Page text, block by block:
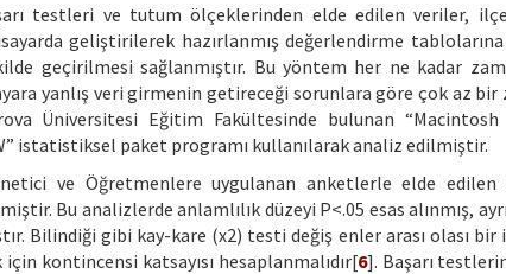
testleri ve tutum ölçeklerinden elde edilen veriler,
geliştirilerek hazırlanmış değerlendirme
geçirilmesi sağlanmıştır. Bu yöntem her ne kadar
yanlış veri girmenin getireceği sorunlara göre çok az
Üniversitesi Eğitim Fakültesinde bulunan “Macintosh
istatistiksel paket programı kullanılarak analiz edilmiştir.
ve Öğretmenlere uygulanan anketlerle elde
Bu analizlerde anlamlılık düzeyi P<.05 esas alınmış,
Bilindiği gibi kay-kare (x2) testi değiş enler arası olası
kontincensi katsayısı hesaplanmalıdır[6]. Başarı